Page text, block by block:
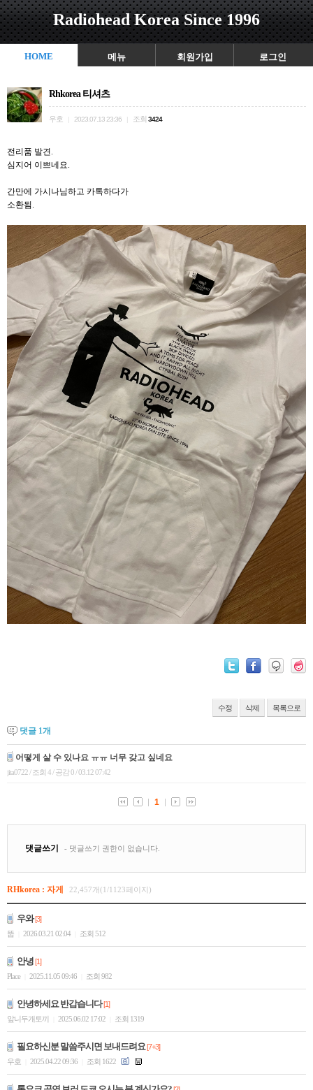
Radiohead Korea Since 1996
HOME 메뉴 회원가입 로그인
Rhkorea 티셔츠
우호 2023.07.13 23:36 조회 3424
전리품 발견.
심지어 이쁘네요.
간만에 가시나님하고 카톡하다가
소환됨.
수정 삭제 목록으로
댓글 1개
RHkorea : 자게 22,457개(1/1123페이지)
우와[3]
뚭
2026.03.21 02:04 조회 512
안녕[1]
Place
2025.11.05 09:46 조회 982
안녕하세요 반갑습니다[1]
앞니두개토끼
2025.06.02 17:02 조회 1319
필요하신분 말씀주시면 보내드려요[7+3]
우호
2025.04.22 09:36 조회 1622